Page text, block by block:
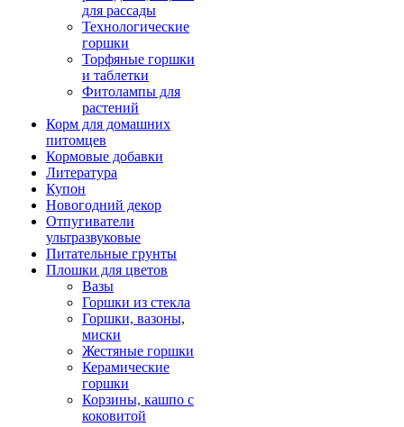
для рассады
Технологические
горшки
Торфяные горшки
и таблетки
Фитолампы для
растений
Корм для домашних
питомцев
Кормовые добавки
Литература
Купон
Новогодний декор
Отпугиватели
ультразвуковые
Питательные грунты
Плошки для цветов
Вазы
Горшки из стекла
Горшки, вазоны,
миски
Жестяные горшки
Керамические
горшки
Корзины, кашпо с
коковитой